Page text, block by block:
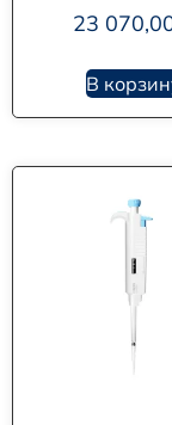
23
В